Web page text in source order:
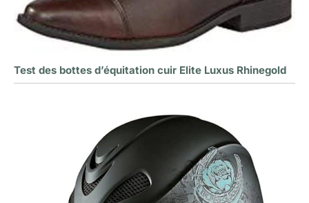
Test des bottes d’équitation cuir Elite Luxus Rhinegold